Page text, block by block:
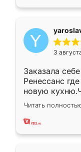
3
Заказала
Ренессанс
новую
вполне
два года,
Читать